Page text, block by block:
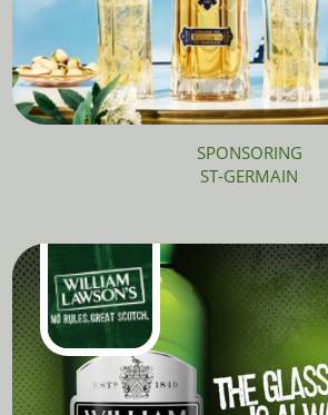
SPONSORING
ST-GERMAIN